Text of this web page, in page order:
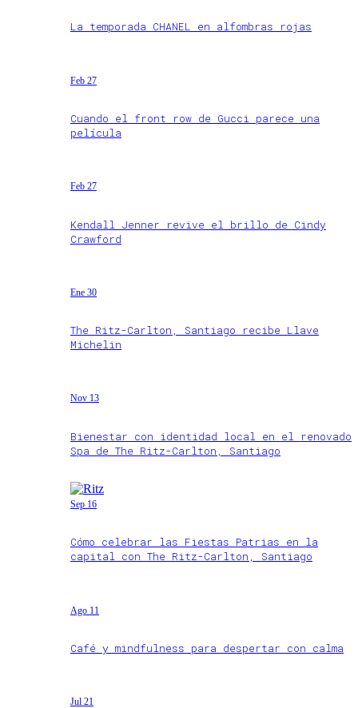
La temporada CHANEL en alfombras rojas
Feb 27
Cuando el front row de Gucci parece una
película
Feb 27
Kendall Jenner revive el brillo de Cindy
Crawford
Ene 30
The Ritz-Carlton, Santiago recibe Llave
Michelin
Nov 13
Bienestar con identidad local en el renovado
Spa de The Ritz-Carlton, Santiago
Sep 16
Cómo celebrar las Fiestas Patrias en la
capital con The Ritz-Carlton, Santiago
Ago 11
Café y mindfulness para despertar con calma
Jul 21